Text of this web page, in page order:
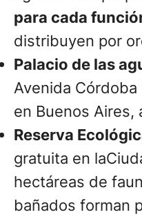
para cada
distribuyen por
Palacio de las
Avenida Córdoba
en Buenos Aires,
Reserva
gratuita en
hectáreas de
bañados forman